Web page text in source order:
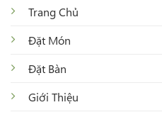
Trang Chủ
Đặt Món
Đặt Bàn
Giới Thiệu